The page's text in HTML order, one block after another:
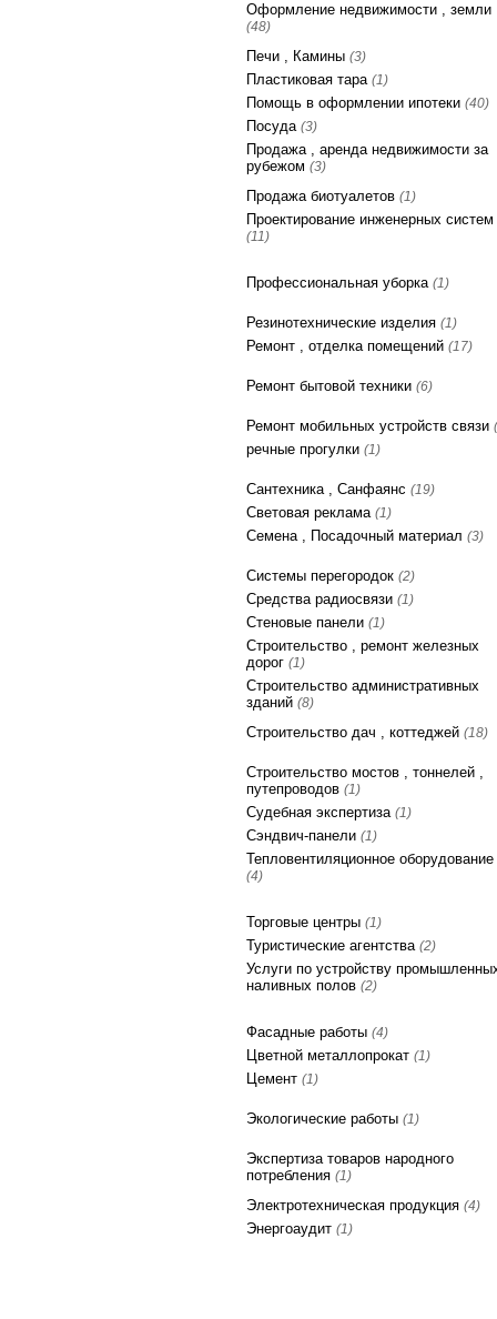
Оформление недвижимости , земли
(48)
Печи , Камины (3)
Пластиковая тара (1)
Помощь в оформлении ипотеки (40)
Посуда (3)
Продажа , аренда недвижимости за
рубежом (3)
Продажа биотуалетов (1)
Проектирование инженерных систем
(11)
Профессиональная уборка (1)
Резинотехнические изделия (1)
Ремонт , отделка помещений (17)
Ремонт бытовой техники (6)
Ремонт мобильных устройств связи
речные прогулки (1)
Сантехника , Санфаянс (19)
Световая реклама (1)
Семена , Посадочный материал (3)
Системы перегородок (2)
Средства радиосвязи (1)
Стеновые панели (1)
Строительство , ремонт железных
дорог (1)
Строительство административных
зданий (8)
Строительство дач , коттеджей (18)
Строительство мостов , тоннелей ,
путепроводов (1)
Судебная экспертиза (1)
Сэндвич-панели (1)
Тепловентиляционное оборудование
(4)
Торговые центры (1)
Туристические агентства (2)
Услуги по устройству
наливных полов (2)
Фасадные работы (4)
Цветной металлопрокат (1)
Цемент (1)
Экологические работы (1)
Экспертиза товаров народного
потребления (1)
Электротехническая продукция (4)
Энергоаудит (1)